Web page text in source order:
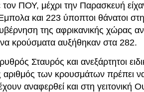
ΠΟΥ, μέχρι την Παρασκευή
και 223 ύποπτοι θάνατοι
της αφρικανικής χώρας
κρούσματα αυξήθηκαν στα 282.
Σταυρός και ανεξάρτητοι
αριθμός των κρουσμάτων πρέπει
αναφερθεί και στη γειτονική